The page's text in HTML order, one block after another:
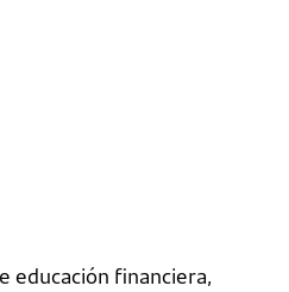
educación financiera,